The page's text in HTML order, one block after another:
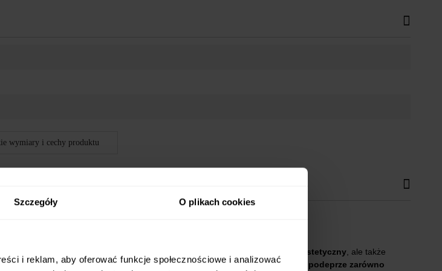
Szczegóły O plikach cookies
i reklam, aby oferować funkcje społecznościowe i analizować
wymiary i cechy produktu
estetyczny , ale także
do pozycji siedzącej– jeśli posiadasz klasyczną budowę ciała,
fotel podeprze zarówno